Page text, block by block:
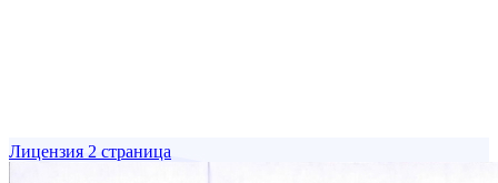
Лицензия 2 страница